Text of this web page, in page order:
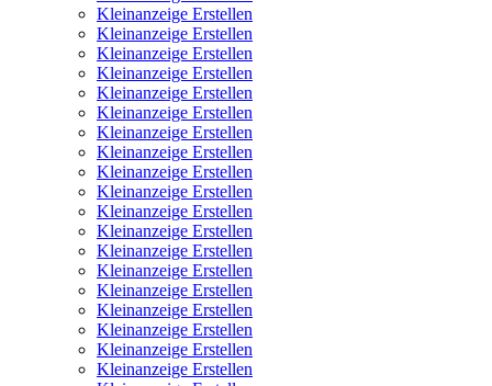
Kleinanzeige Erstellen
Kleinanzeige Erstellen
Kleinanzeige Erstellen
Kleinanzeige Erstellen
Kleinanzeige Erstellen
Kleinanzeige Erstellen
Kleinanzeige Erstellen
Kleinanzeige Erstellen
Kleinanzeige Erstellen
Kleinanzeige Erstellen
Kleinanzeige Erstellen
Kleinanzeige Erstellen
Kleinanzeige Erstellen
Kleinanzeige Erstellen
Kleinanzeige Erstellen
Kleinanzeige Erstellen
Kleinanzeige Erstellen
Kleinanzeige Erstellen
Kleinanzeige Erstellen